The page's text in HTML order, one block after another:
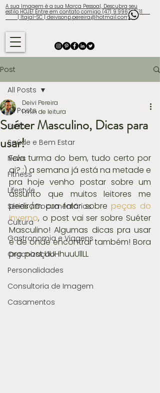
A sua Imagem é a sua Marca Pessoal, Descubra seu
estilo HOJE! Entre em contato comigo (47) 9.9960-3131
| Itajaí-SC | deivisonp.pereira@hotmail.com
Post
All Posts
Estilo
Saúde e Bem Estar
News
Fitness
Lifestyle
Séries / Documentários
Cultura
Gastronomia e Viagens
Organização
Personalidades
Consultoria de Imagem
Casamentos
All Posts
Suéter Masculino, Dicas para
usar!
Deivi Pereira
1 min de leitura
Fala turma do bem, tudo certo por
ai? :) a semana já está na metade e
pra hoje venho postar sobre um
assunto que muitos leitores me
pediram pra falar sobre peças do
inverno, o post vai ser sobre Suéter
Masculino! Algumas dicas pra usar
e de onde encontrar também! Bora
pro post UUHhuuUllLL